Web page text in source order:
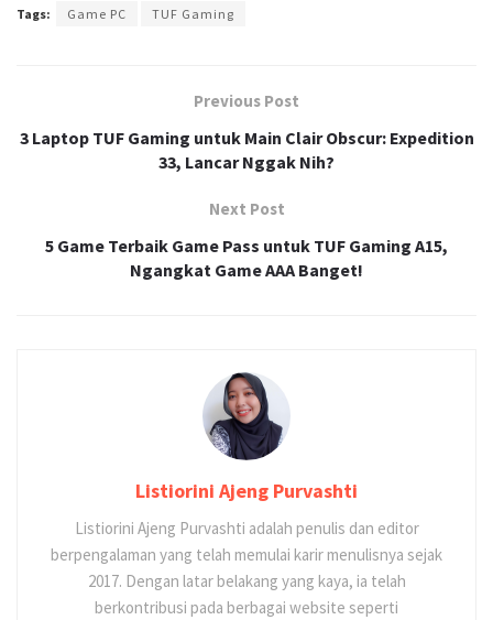
Tags: Game PC TUF Gaming
Previous Post
3 Laptop TUF Gaming untuk Main Clair Obscur: Expedition
33, Lancar Nggak Nih?
Next Post
5 Game Terbaik Game Pass untuk TUF Gaming A15,
Ngangkat Game AAA Banget!
Listiorini Ajeng Purvashti
Listiorini Ajeng Purvashti adalah penulis dan editor
berpengalaman yang telah memulai karir menulisnya sejak
2017. Dengan latar belakang yang kaya, ia telah
berkontribusi pada berbagai website seperti